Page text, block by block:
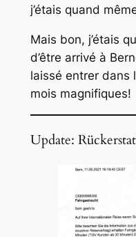
j’étais quand
Mais bon, j’étais
d’être arrivé à
laissé entrer dans
mois magnifiques!
Update: